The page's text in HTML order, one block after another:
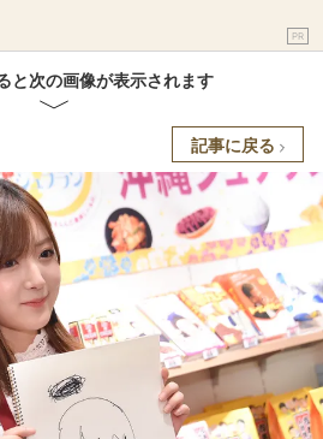
PR
と次の画像が表示されます
記事に戻る